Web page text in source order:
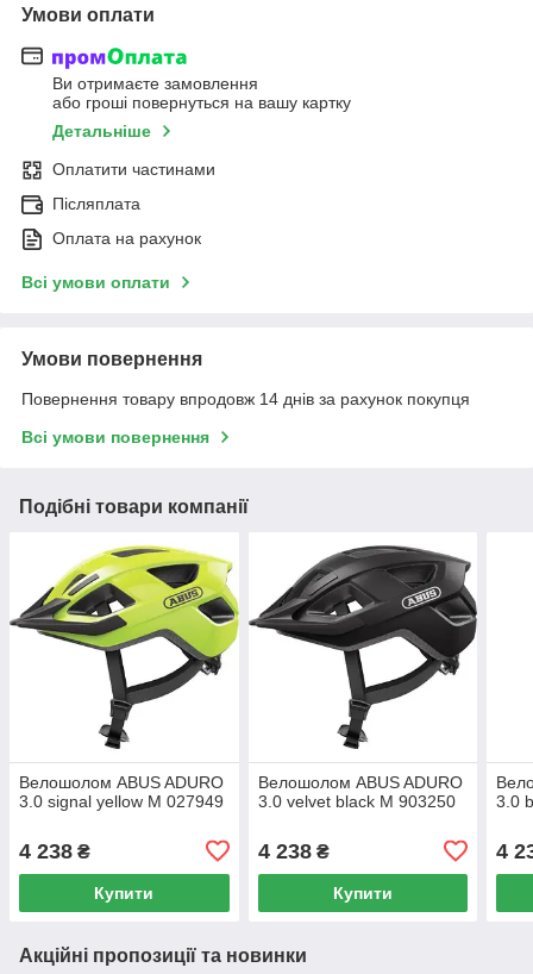
Умови оплати
Ви отримаєте замовлення
або гроші повернуться на вашу картку
Детальніше
Оплатити частинами
Післяплата
Оплата на рахунок
Всі умови оплати
Умови повернення
Повернення товару впродовж 14 днів за рахунок покупця
Всі умови повернення
Подібні товари компанії
Велошолом ABUS ADURO
3.0 signal yellow M 027949
4 238 ₴
Купити
Велошолом ABUS ADURO
3.0 velvet black M 903250
4 238₴
Купити
3.0
4
Акційні пропозиції та новинки